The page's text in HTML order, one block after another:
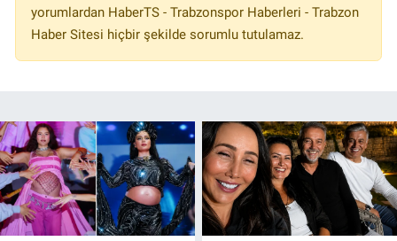
yorumlardan HaberTS - Trabzonspor Haberleri - Trabzon
Haber Sitesi hiçbir şekilde sorumlu tutulamaz.